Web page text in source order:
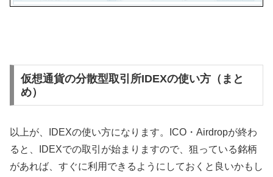
仮想通貨の分散型取引所IDEXの使い方（まと
め）
以上が、IDEXの使い方になります。ICO・Airdropが終わ
ると、IDEXでの取引が始まりますので、狙っている銘柄
があれば、すぐに利用できるようにしておくと良いかもし